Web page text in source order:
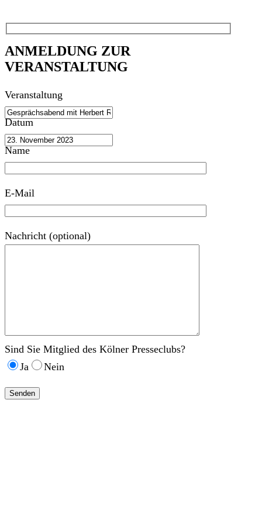
ANMELDUNG ZUR
VERANSTALTUNG
Veranstaltung
Datum
Name
E-Mail
Nachricht (optional)
Sind Sie Mitglied des Kölner Presseclubs?
Ja
Nein